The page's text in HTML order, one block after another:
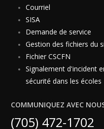
Courriel
SISA
Demande de service
Gestion des fichiers du
Fichier CSCFN
Signalement d'incident
sécurité dans les écoles
COMMUNIQUEZ AVEC
(705) 472-1702